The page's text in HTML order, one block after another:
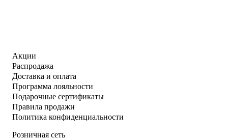
Акции
Распродажа
Доставка и оплата
Программа лояльности
Подарочные сертификаты
Правила продажи
Политика конфиденциальности
Розничная сеть